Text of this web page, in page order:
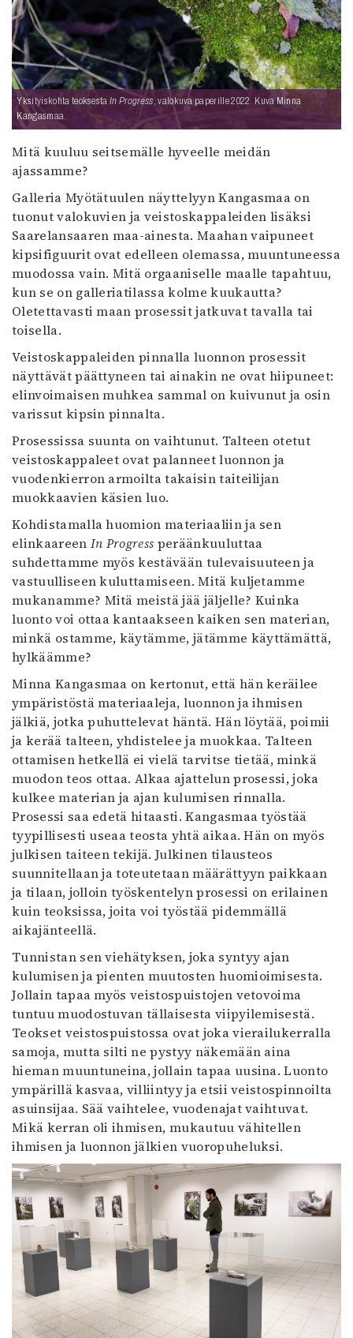
Yksityiskohta teoksestaIn Progress, valokuva paperille 2022. Kuva Minna
Kangasmaa.
Mitä kuuluu seitsemälle hyveelle meidän
ajassamme?
Galleria Myötätuulen näyttelyyn Kangasmaa on
tuonut valokuvien ja veistoskappaleiden lisäksi
Saarelansaaren maa-ainesta. Maahan vaipuneet
kipsifiguurit ovat edelleen olemassa, muuntuneessa
muodossa vain. Mitä orgaaniselle maalle tapahtuu,
kun se on galleriatilassa kolme kuukautta?
Oletettavasti maan prosessit jatkuvat tavalla tai
toisella.
Veistoskappaleiden pinnalla luonnon prosessit
näyttävät päättyneen tai ainakin ne ovat hiipuneet:
elinvoimaisen muhkea sammal on kuivunut ja osin
varissut kipsin pinnalta.
Prosessissa suunta on vaihtunut. Talteen otetut
veistoskappaleet ovat palanneet luonnon ja
vuodenkierron armoilta takaisin taiteilijan
muokkaavien käsien luo.
Kohdistamalla huomion materiaaliin ja sen
elinkaareen In Progress peräänkuuluttaa
suhdettamme myös kestävään tulevaisuuteen ja
vastuulliseen kuluttamiseen. Mitä kuljetamme
mukanamme? Mitä meistä jää jäljelle? Kuinka
luonto voi ottaa kantaakseen kaiken sen materian,
minkä ostamme, käytämme, jätämme käyttämättä,
hylkäämme?
Minna Kangasmaa on kertonut, että hän keräilee
ympäristöstä materiaaleja, luonnon ja ihmisen
jälkiä, jotka puhuttelevat häntä. Hän löytää, poimii
ja kerää talteen, yhdistelee ja muokkaa. Talteen
ottamisen hetkellä ei vielä tarvitse tietää, minkä
muodon teos ottaa. Alkaa ajattelun prosessi, joka
kulkee materian ja ajan kulumisen rinnalla.
Prosessi saa edetä hitaasti. Kangasmaa työstää
tyypillisesti useaa teosta yhtä aikaa. Hän on myös
julkisen taiteen tekijä. Julkinen tilausteos
suunnitellaan ja toteutetaan määrättyyn paikkaan
ja tilaan, jolloin työskentelyn prosessi on erilainen
kuin teoksissa, joita voi työstää pidemmällä
aikajänteellä.
Tunnistan sen viehätyksen, joka syntyy ajan
kulumisen ja pienten muutosten huomioimisesta.
Jollain tapaa myös veistospuistojen vetovoima
tuntuu muodostuvan tällaisesta viipyilemisestä.
Teokset veistospuistossa ovat joka vierailukerralla
samoja, mutta silti ne pystyy näkemään aina
hieman muuntuneina, jollain tapaa uusina. Luonto
ympärillä kasvaa, villiintyy ja etsii veistospinnoilta
asuinsijaa. Sää vaihtelee, vuodenajat vaihtuvat.
Mikä kerran oli ihmisen, mukautuu vähitellen
ihmisen ja luonnon jälkien vuoropuheluksi.